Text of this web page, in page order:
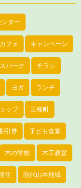
ター
カフェ キャンペーン
パーク チラシ
ヨガ ランチ
ップ 三種町
引券 子ども食堂
木の学校 木工教室
住 能代山本地域